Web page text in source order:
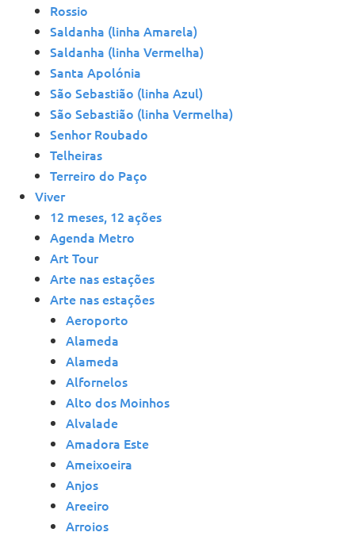
Rossio
Saldanha (linha Amarela)
Saldanha (linha Vermelha)
Santa Apolónia
São Sebastião (linha Azul)
São Sebastião (linha Vermelha)
Senhor Roubado
Telheiras
Terreiro do Paço
Viver
12 meses, 12 ações
Agenda Metro
Art Tour
Arte nas estações
Arte nas estações
Aeroporto
Alameda
Alameda
Alfornelos
Alto dos Moinhos
Alvalade
Amadora Este
Ameixoeira
Anjos
Areeiro
Arroios